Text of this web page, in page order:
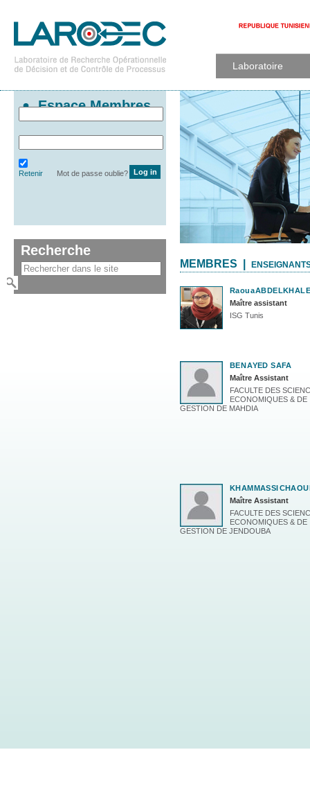
Laboratoire
MEMBRES |
Raoua
Maître assistant
ISG Tunis
BENAYED SAFA
Maître Assistant
FACULTE DES
ECONOMIQUES & DE
GESTION DE MAHDIA
KHAMMASSI
Maître Assistant
FACULTE DES
ECONOMIQUES & DE
GESTION DE JENDOUBA
Espace Membres
Retenir Mot de passe oublie?
Recherche